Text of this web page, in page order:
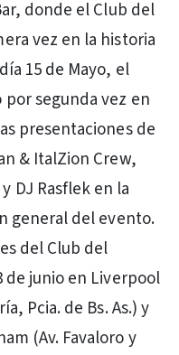
donde el Club del
vez en la historia
15 de Mayo, el
segunda vez en
presentaciones de
& ItalZion Crew,
DJ Rasflek en la
general del evento.
del Club del
de junio en Liverpool
Pcia. de Bs. As.) y
(Av. Favaloro y